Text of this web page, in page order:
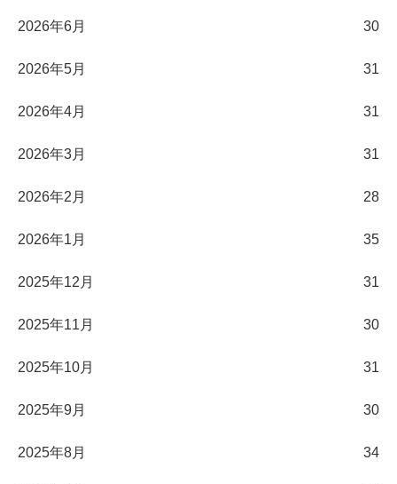
2026年6月 30
2026年5月 31
2026年4月 31
2026年3月 31
2026年2月 28
2026年1月 35
2025年12月 31
2025年11月 30
2025年10月 31
2025年9月 30
2025年8月 34